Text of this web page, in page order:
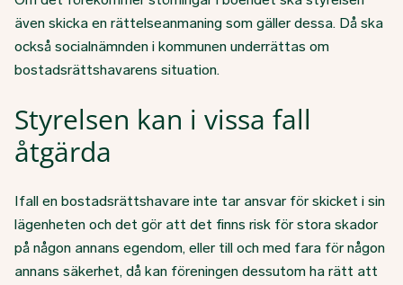
även skicka en rättelseanmaning som gäller dessa. Då ska
också socialnämnden i kommunen underrättas om
bostadsrättshavarens situation.
Styrelsen kan i vissa fall
åtgärda
Ifall en bostadsrättshavare inte tar ansvar för skicket i sin
lägenheten och det gör att det finns risk för stora skador
på någon annans egendom, eller till och med fara för någon
annans säkerhet, då kan föreningen dessutom ha rätt att